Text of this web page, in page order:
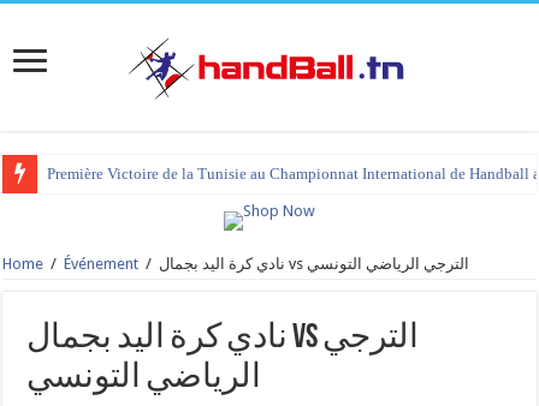
Première Victoire de la Tunisie au Championnat International de Handball
Home / Événement / نادي كرة اليد بجمال vs الترجي الرياضي التونسي
نادي كرة اليد بجمال vs الترجي
الرياضي التونسي